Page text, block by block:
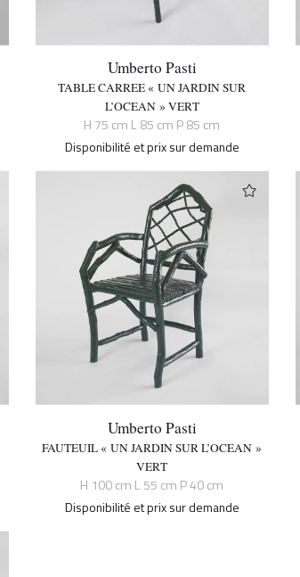
Umberto Pasti
TABLE CARREE « UN JARDIN SUR
L’OCEAN » VERT
H 75 cm L 85 cm P 85 cm
Disponibilité et prix sur demande
Umberto Pasti
FAUTEUIL « UN JARDIN SUR L’OCEAN »
VERT
H 100 cm L 55 cm P 40 cm
Disponibilité et prix sur demande